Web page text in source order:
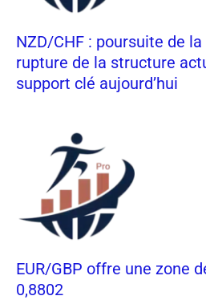
NZD/CHF : poursuite de
rupture de la structure
support clé aujourd’hui
EUR/GBP offre une zone
0,8802